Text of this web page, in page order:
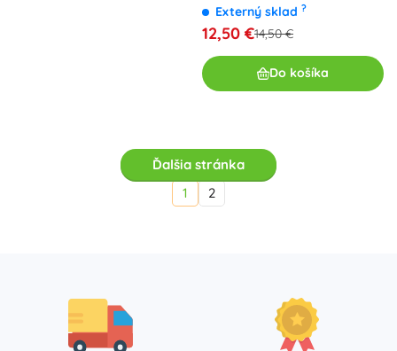
Externý sklad ?
12,50 €14,50 €
Do košíka
Ďalšia stránka
1
2